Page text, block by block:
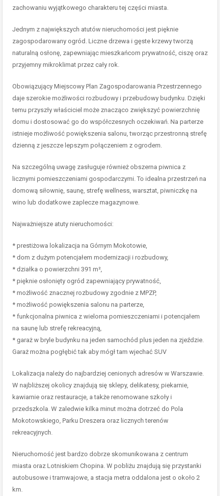
zachowaniu wyjątkowego charakteru tej części miasta.
Jednym z największych atutów nieruchomości jest pięknie
zagospodarowany ogród. Liczne drzewa i gęste krzewy tworzą
naturalną osłonę, zapewniając mieszkańcom prywatność, ciszę oraz
przyjemny mikroklimat przez cały rok.
Obowiązujący Miejscowy Plan Zagospodarowania Przestrzennego
daje szerokie możliwości rozbudowy i przebudowy budynku. Dzięki
temu przyszły właściciel może znacząco zwiększyć powierzchnię
domu i dostosować go do współczesnych oczekiwań. Na parterze
istnieje możliwość powiększenia salonu, tworząc przestronną strefę
dzienną z jeszcze lepszym połączeniem z ogrodem.
Na szczególną uwagę zasługuje również obszerna piwnica z
licznymi pomieszczeniami gospodarczymi. To idealna przestrzeń na
domową siłownię, saunę, strefę wellness, warsztat, piwniczkę na
wino lub dodatkowe zaplecze magazynowe.
Najważniejsze atuty nieruchomości:
* prestiżowa lokalizacja na Górnym Mokotowie,
* dom z dużym potencjałem modernizacji i rozbudowy,
* działka o powierzchni 391 m²,
* pięknie osłonięty ogród zapewniający prywatność,
* możliwość znacznej rozbudowy zgodnie z MPZP,
* możliwość powiększenia salonu na parterze,
* funkcjonalna piwnica z wieloma pomieszczeniami i potencjałem
na saunę lub strefę rekreacyjną,
* garaż w bryle budynku na jeden samochód plus jeden na zjeździe.
Garaż można pogłębić tak aby mógł tam wjechać SUV
Lokalizacja należy do najbardziej cenionych adresów w Warszawie.
W najbliższej okolicy znajdują się sklepy, delikatesy, piekarnie,
kawiarnie oraz restauracje, a także renomowane szkoły i
przedszkola. W zaledwie kilka minut można dotrzeć do Pola
Mokotowskiego, Parku Dreszera oraz licznych terenów
rekreacyjnych.
Nieruchomość jest bardzo dobrze skomunikowana z centrum
miasta oraz Lotniskiem Chopina. W pobliżu znajdują się przystanki
autobusowe i tramwajowe, a stacja metra oddalona jest o około 2
km.